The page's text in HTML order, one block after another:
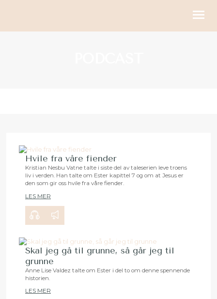
GI
Hvile fra våre fiender
00:00
Kristian Nesbu Vatne talte i siste del av taleserien leve troens
liv i verden. Han talte om Ester kapittel 7 og om at Jesus er
den som gir oss hvile fra våre fiender.
LES MER
Skal jeg gå til grunne, så går jeg til
grunne
Anne Lise Valdez talte om Ester i del to om denne spennende
historien.
LES MER